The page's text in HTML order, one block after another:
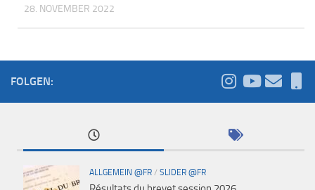
28. NOVEMBER 2022
FOLGEN:
ALLGEMEIN @FR / SLIDER @FR